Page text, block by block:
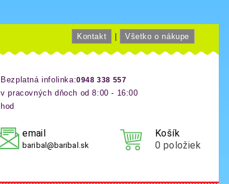
Kontakt Všetko o nákupe
Bezplatná infolinka:0948 338 557
v pracovných dňoch od 8:00 - 16:00
hod
Košík
0 položiek
email
baribal@baribal.sk